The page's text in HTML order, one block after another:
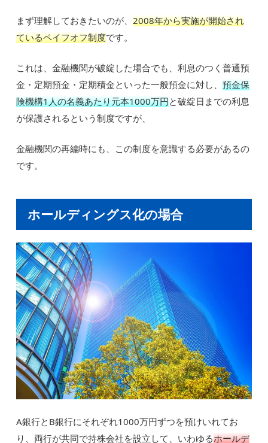
まず理解しておきたいのが、2008年から実施が開始され
ているペイフオフ制度です。
これは、金融機関が破綻した場合でも、利息のつく普通預
金・定期預金・定期積金といった一般預金に対し、預金保
険機構1人の名義あたり元本1000万円と破綻日までの利息
が保護されるという制度ですが、
金融機関の再編時にも、この制度を意識する必要があるの
です。
ホールディングス化の場合
A銀行とB銀行にそれぞれ1000万円ずつを預けいれてお
り、両行が共同で持株会社を設立して、いわゆるホールデ